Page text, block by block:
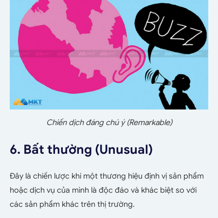
Chiến dịch đáng chú ý (Remarkable)
6. Bất thường (Unusual)
Đây là chiến lược khi một thương hiệu định vị sản phẩm
hoặc dịch vụ của mình là độc đáo và khác biệt so với
các sản phẩm khác trên thị trường.